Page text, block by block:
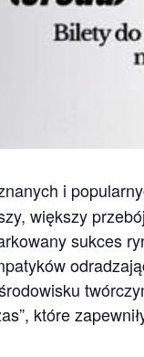
i
większy
sukces
które